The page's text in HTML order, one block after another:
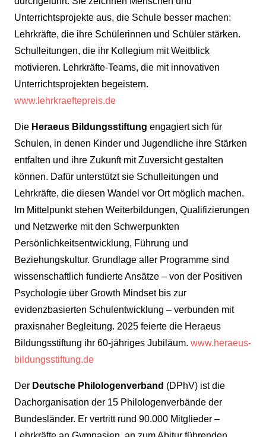
Unterrichtsprojekte aus, die Schule besser machen:
Lehrkräfte, die ihre Schülerinnen und Schüler stärken.
Schulleitungen, die ihr Kollegium mit Weitblick
motivieren. Lehrkräfte-Teams, die mit innovativen
Unterrichtsprojekten begeistern.
www.lehrkraeftepreis.de
Die Heraeus Bildungsstiftung engagiert sich für
Schulen, in denen Kinder und Jugendliche ihre Stärken
entfalten und ihre Zukunft mit Zuversicht gestalten
können. Dafür unterstützt sie Schulleitungen und
Lehrkräfte, die diesen Wandel vor Ort möglich machen.
Im Mittelpunkt stehen Weiterbildungen, Qualifizierungen
und Netzwerke mit den Schwerpunkten
Persönlichkeitsentwicklung, Führung und
Beziehungskultur. Grundlage aller Programme sind
wissenschaftlich fundierte Ansätze – von der Positiven
Psychologie über Growth Mindset bis zur
evidenzbasierten Schulentwicklung – verbunden mit
praxisnaher Begleitung. 2025 feierte die Heraeus
Bildungsstiftung ihr 60-jähriges Jubiläum. www.heraeus-
bildungsstiftung.de
Der Deutsche Philologenverband (DPhV) ist die
Dachorganisation der 15 Philologenverbände der
Bundesländer. Er vertritt rund 90.000 Mitglieder –